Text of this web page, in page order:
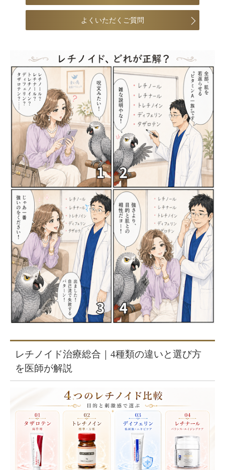
よくいただくご質問
レチノイド治療総合｜4種類の違いと選び方
を医師が解説